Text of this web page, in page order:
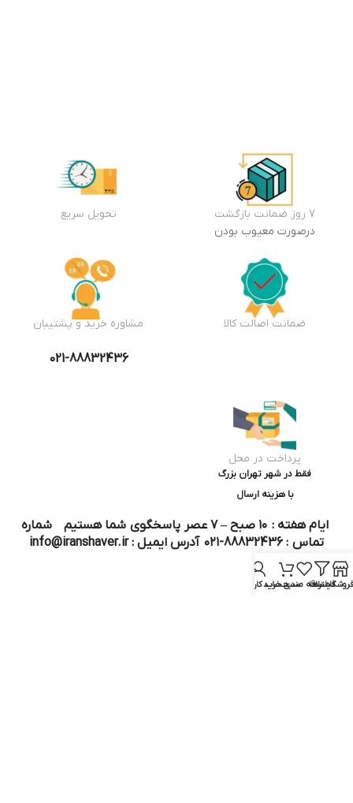
7 روز ضمانت بازگشت
درصورت معیوب بودن
تحویل سریع
ضمانت اصالت کالا مشاوره خرید و پشتیبان
021-88832436
پرداخت در محل
فقط در شهر تهران بزرگ
با هزینه ارسال
ایام هفته : ۱۰ صبح – ۷ عصر پاسخگوی شما هستیم شماره
تماس : 88832436-۰۲۱ آدرس ایمیل : info@iranshaver.ir
فروشگاهفیلترها
علاقه مندیسبد خرید
حساب کاربری من